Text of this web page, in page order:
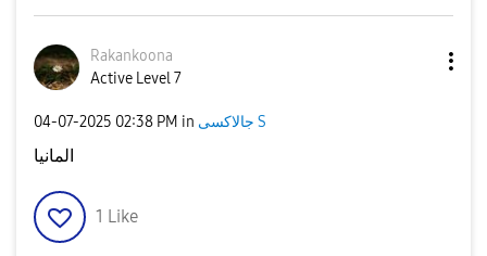
Rakankoona
Active Level 7
‎04-07-2025 02:38 PM in جالاكسى S
المانيا
1 Like